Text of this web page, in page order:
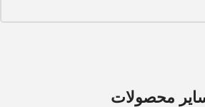
محصولات